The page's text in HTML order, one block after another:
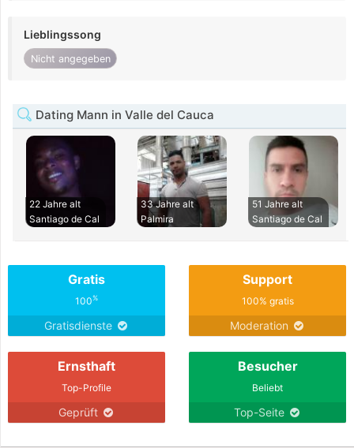
Lieblingssong
Nicht angegeben
Dating Mann in Valle del Cauca
22 Jahre alt
Santiago de Cal
33 Jahre alt
Palmira
51 Jahre alt
Santiago de Cal
Gratis
100%
Gratisdienste
Support
100% gratis
Moderation
Ernsthaft
Top-Profile
Geprüft
Besucher
Beliebt
Top-Seite